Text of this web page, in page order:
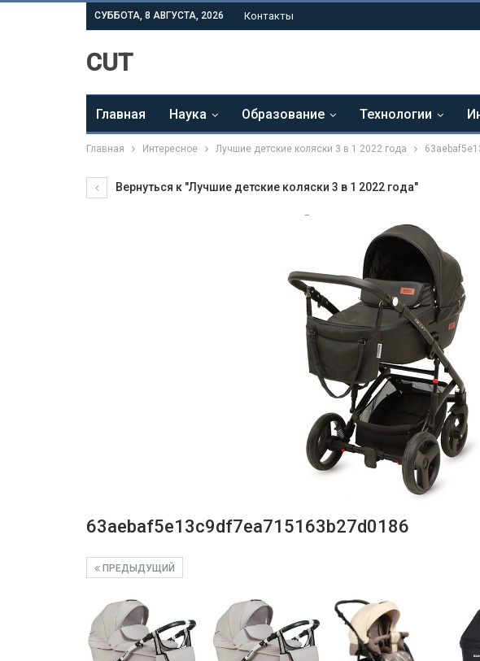
СУББОТА, 8 АВГУСТА, 2026 Контакты
CUT
Главная Наука Образование Технологии
Главная Интересное Лучшие детские коляски 3 в 1 2022 года
Вернуться к "Лучшие детские коляски 3 в 1 2022 года"
63aebaf5e13c9df7ea715163b27d0186
ПРЕДЫДУЩИЙ